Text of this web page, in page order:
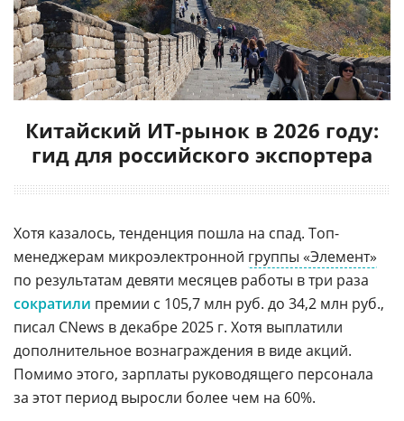
Китайский ИТ-рынок в 2026 году:
гид для российского экспортера
Хотя казалось, тенденция пошла на спад. Топ-
менеджерам микроэлектронной группы «Элемент»
по результатам девяти месяцев работы в три раза
сократили премии с 105,7 млн руб. до 34,2 млн руб.,
писал CNews в декабре 2025 г. Хотя выплатили
дополнительное вознаграждения в виде акций.
Помимо этого, зарплаты руководящего персонала
за этот период выросли более чем на 60%.